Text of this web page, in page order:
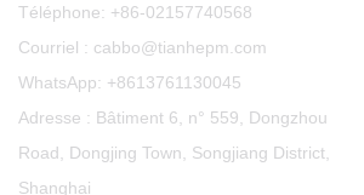
Téléphone: +86-02157740568
Courriel : cabbo@tianhepm.com
WhatsApp: +8613761130045
Adresse : Bâtiment 6, n° 559, Dongzhou
Road, Dongjing Town, Songjiang District,
Shanghai